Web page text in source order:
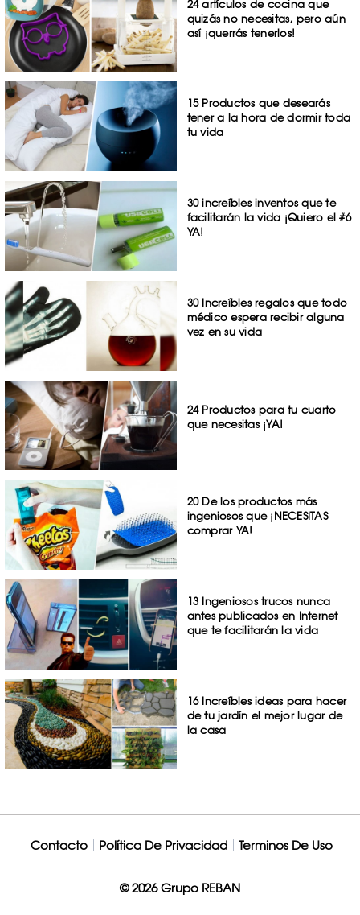
24 artículos de cocina que
quizás no necesitas, pero aún
así ¡querrás tenerlos!
15 Productos que desearás
tener a la hora de dormir toda
tu vida
30 increíbles inventos que te
facilitarán la vida ¡Quiero el #6
YA!
30 Increíbles regalos que todo
médico espera recibir alguna
vez en su vida
24 Productos para tu cuarto
que necesitas ¡YA!
20 De los productos más
ingeniosos que ¡NECESITAS
comprar YA!
13 Ingeniosos trucos nunca
antes publicados en Internet
que te facilitarán la vida
16 Increíbles ideas para hacer
de tu jardín el mejor lugar de
la casa
Contacto Política De Privacidad Terminos De Uso
© 2026 Grupo REBAN